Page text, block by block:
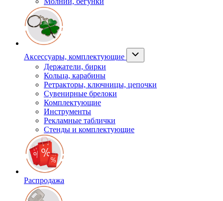
Аксессуары, комплектующие
Держатели, бирки
Кольца, карабины
Ретракторы, ключницы, цепочки
Сувенирные брелоки
Комплектующие
Инструменты
Рекламные таблички
Стенды и комплектующие
Распродажа